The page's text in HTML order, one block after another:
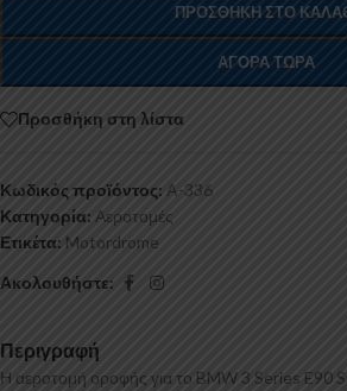
ΠΡΟΣΘΉΚΗ ΣΤΟ
ΑΓΟΡΆ ΤΏΡΑ
Προσθήκη στη λίστα
Κωδικός προϊόντος: A-336
Κατηγορία: Αεροτομές
Ετικέτα: Motordrome
Ακολουθήστε:
Περιγραφή
Η αεροτομή οροφής για το BMW 3 Series E90